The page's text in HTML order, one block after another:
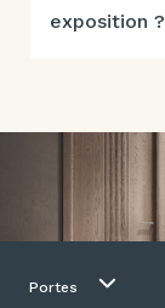
exposition ?
Portes